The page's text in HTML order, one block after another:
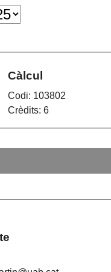
Càlcul
Codi: 103802
Crèdits: 6